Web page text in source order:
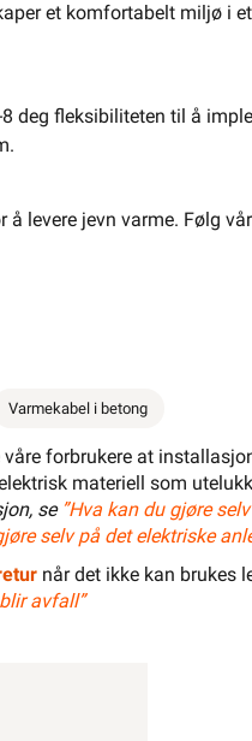
Logg inn Handlekurv
•
lager
velg
Min butikk
av 32 butikker, se
et komfortabelt miljø i
deg fleksibiliteten til å
levere jevn varme. Følg
Varmekabel i betong
forbrukere at
materiell som
se ”Hva kan du gjøre
selv på det elektriske
når det ikke kan brukes
avfall”